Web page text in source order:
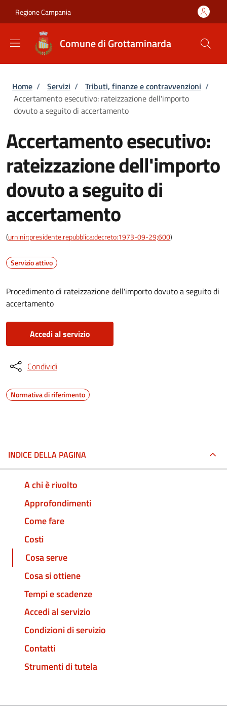
Regione Campania
Comune di Grottaminarda
Briciole di pane
Home / Servizi / Tributi, finanze e contravvenzioni /
Accertamento esecutivo: rateizzazione dell'importo
dovuto a seguito di accertamento
Accertamento esecutivo:
rateizzazione dell'importo
dovuto a seguito di
accertamento
(urn:nir:presidente.repubblica:decreto:1973-09-29;600)
Servizio attivo
Procedimento di rateizzazione dell'importo dovuto a seguito di
accertamento
Accedi al servizio
Condividi
Normativa di riferimento
INDICE DELLA PAGINA
A chi è rivolto
Approfondimenti
Come fare
Costi
Cosa serve
Cosa si ottiene
Tempi e scadenze
Accedi al servizio
Condizioni di servizio
Contatti
Strumenti di tutela